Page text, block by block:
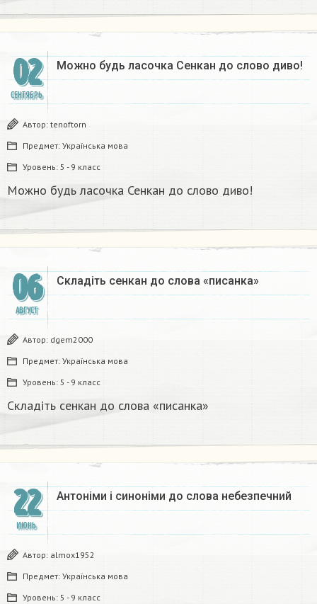
02
СЕНТЯБРЬ
Можно будь ласочка Сенкан до слово диво! ​
Автор: tenoftorn
Предмет: Українська мова
Уровень: 5 - 9 класс
Можно будь ласочка Сенкан до слово диво! ​
06
АВГУСТ
Складіть сенкан до слова «писанка»
Автор: dgem2000
Предмет: Українська мова
Уровень: 5 - 9 класс
Складіть сенкан до слова «писанка»
22
ИЮНЬ
Антоніми і синоніми до слова небезпечний​
Автор: almox1952
Предмет: Українська мова
Уровень: 5 - 9 класс